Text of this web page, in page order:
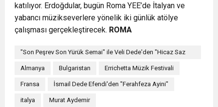
katılıyor. Erdoğdular, bugün Roma YEE’de İtalyan ve
yabancı müzikseverlere yönelik iki günlük atölye
çalışması gerçekleştirecek. ROMA
"Son Peşrev Son Yürük Semai" ile Veli Dede'den "Hicaz Saz
Semaisi"
Almanya Bulgaristan Errichetta Müzik Festivali
Fransa İsmail Dede Efendi'den "Ferahfeza Ayini"
italya Murat Aydemir